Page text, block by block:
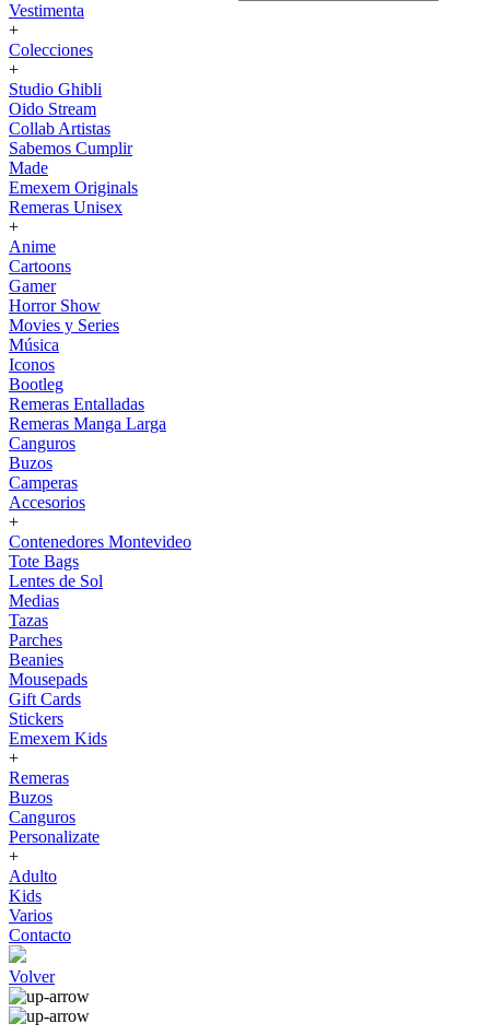
Vestimenta
+
Colecciones
+
Studio Ghibli
Oido Stream
Collab Artistas
Sabemos Cumplir
Made
Emexem Originals
Remeras Unisex
+
Anime
Cartoons
Gamer
Horror Show
Movies y Series
Música
Iconos
Bootleg
Remeras Entalladas
Remeras Manga Larga
Canguros
Buzos
Camperas
Accesorios
+
Contenedores Montevideo
Tote Bags
Lentes de Sol
Medias
Tazas
Parches
Beanies
Mousepads
Gift Cards
Stickers
Emexem Kids
+
Remeras
Buzos
Canguros
Personalizate
+
Adulto
Kids
Varios
Contacto
Volver